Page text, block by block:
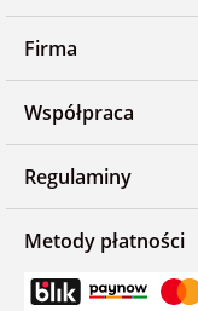
Firma
Współpraca
Regulaminy
Metody płatności